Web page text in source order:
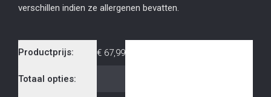
verschillen indien ze allergenen bevatten.
Productprijs: € 67,99
Totaal opties: